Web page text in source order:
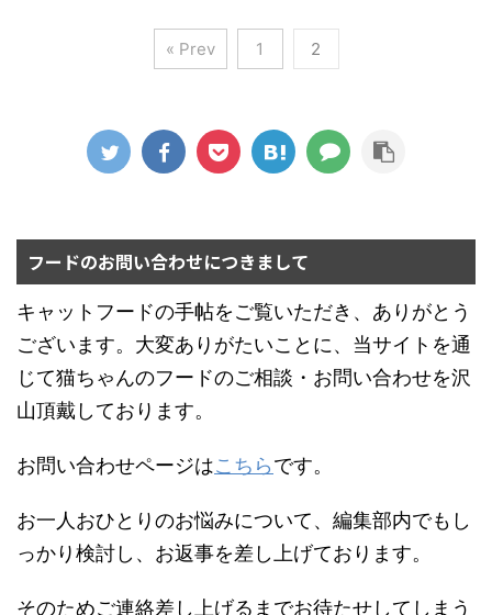
ているので、その気持ち
よく分かります！ どの猫
にも魅力がたくさんあり
れば良いか悩んでしまう
んですよね。 猫を飼うの
迎えしたいな…」と思う
人も多いは ...
けど、食べてくれなかっ
たらどうしよう」と悩ん
でいる飼い主さんも多い
用すれば、実際に愛猫の
食いつきを確かめてから
率も少なくなりますよ！
私たち人間にも好みが ...
の時におすすめのキャッ
トフードって何？」 猫が
かでも多いのは「そもそ
ものキャットフードが合
ないといって動物病院に
連れてこられた猫の半数
以上は、食事による消化
不良やアレルギーで軟
便・下痢を起こしていま
す。 とはいえペットショ
ップやインターネットで
ードは種類が多すぎて、
てしまいますよね。 食事
による軟便・下痢は ...
« Prev 1 2
フードのお問い合わせにつきまして
キャットフードの手帖をご覧いただき、ありがとう
ございます。大変ありがたいことに、当サイトを通
じて猫ちゃんのフードのご相談・お問い合わせを沢
山頂戴しております。
お問い合わせページはこちらです。
お一人おひとりのお悩みについて、編集部内でもし
っかり検討し、お返事を差し上げております。
そのためご連絡差し上げるまでお待たせしてしまう